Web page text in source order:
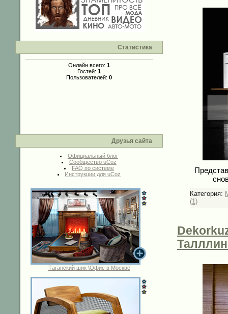
Статистика
Онлайн всего: 1
Гостей: 1
Пользователей: 0
Друзья сайта
Официальный блог
Сообщество uCoz
FAQ по системе
Инструкции для uCoz
Таганский шик \Офис в Москве
Категория:
(1)